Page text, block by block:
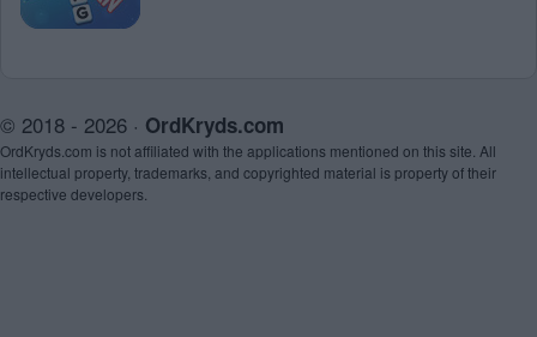
© 2018 - 2026 · OrdKryds.com
OrdKryds.com is not affiliated with the applications mentioned on this site. All
intellectual property, trademarks, and copyrighted material is property of their
respective developers.